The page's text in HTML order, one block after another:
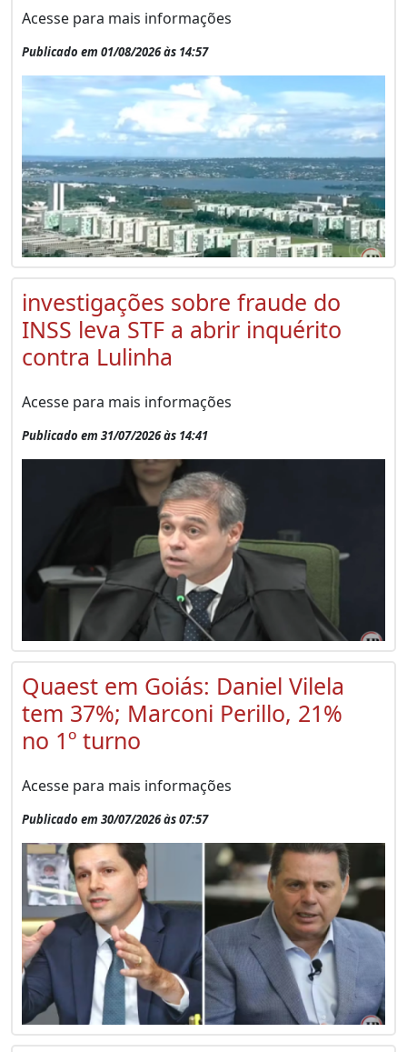
Acesse para mais informações
Publicado em 01/08/2026 às 14:57
investigações sobre fraude do
INSS leva STF a abrir inquérito
contra Lulinha
Acesse para mais informações
Publicado em 31/07/2026 às 14:41
Quaest em Goiás: Daniel Vilela
tem 37%; Marconi Perillo, 21%
no 1º turno
Acesse para mais informações
Publicado em 30/07/2026 às 07:57